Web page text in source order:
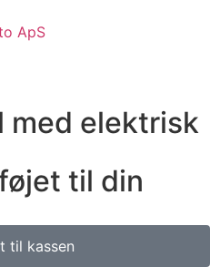
ApS
med elektrisk
til din
til kassen